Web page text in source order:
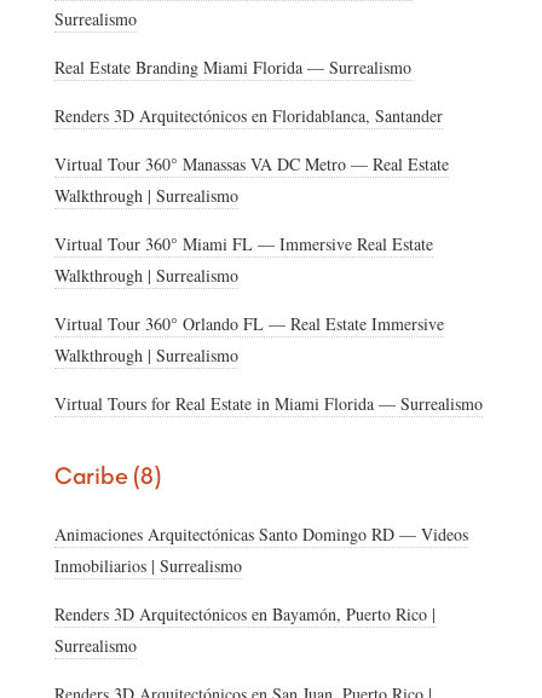
Surrealismo
Real Estate Branding Miami Florida — Surrealismo
Renders 3D Arquitectónicos en Floridablanca, Santander
Virtual Tour 360° Manassas VA DC Metro — Real Estate
Walkthrough | Surrealismo
Virtual Tour 360° Miami FL — Immersive Real Estate
Walkthrough | Surrealismo
Virtual Tour 360° Orlando FL — Real Estate Immersive
Walkthrough | Surrealismo
Virtual Tours for Real Estate in Miami Florida — Surrealismo
Caribe (8)
Animaciones Arquitectónicas Santo Domingo RD — Videos
Inmobiliarios | Surrealismo
Renders 3D Arquitectónicos en Bayamón, Puerto Rico |
Surrealismo